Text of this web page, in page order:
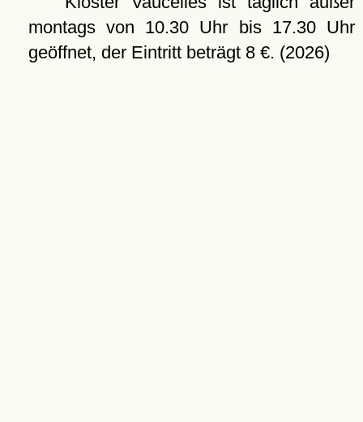
montags von 10.30 Uhr bis 17.30 Uhr
geöffnet, der Eintritt beträgt 8 €. (2026)